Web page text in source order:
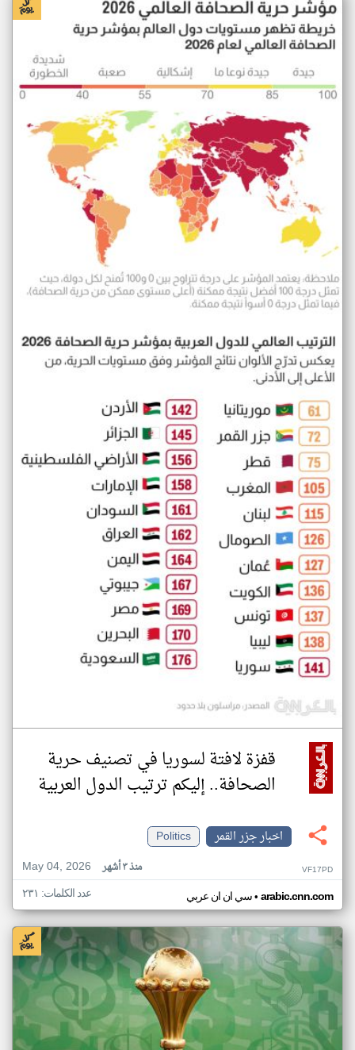
قفزة لافتة لسوريا في تصنيف حرية
الصحافة.. إليكم ترتيب الدول العربية
اخبار جزر القمر
Politics
May 04, 2026
منذ ٣ أشهر VF17PD
سي ان ان عربي• arabic.cnn.com عدد الكلمات: ٢٣١